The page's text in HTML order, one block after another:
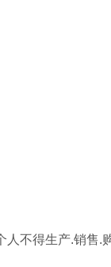
不得生产.销售.